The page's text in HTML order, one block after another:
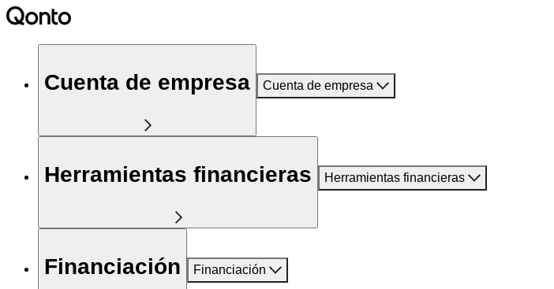
Cuenta de empresa Cuenta de empresa
Herramientas financieras Herramientas financieras
Financiación Financiación